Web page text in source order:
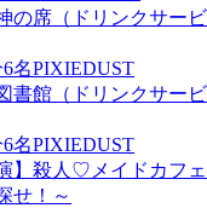
6名PIXIEDUST
6名PIXIEDUST